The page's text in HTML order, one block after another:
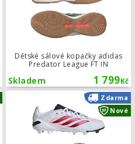
Dětské sálové kopačky adidas
Predator League FT IN
1 799Kč
Skladem
Dětské kopačky adidas Predator
Zdarma
Nové